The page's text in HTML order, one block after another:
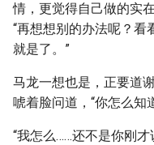
情，更觉得自己做的实
“再想想别的办法呢？看
就是了。”
马龙一想也是，正要道
唬着脸问道，“你怎么知
“我怎么……还不是你刚